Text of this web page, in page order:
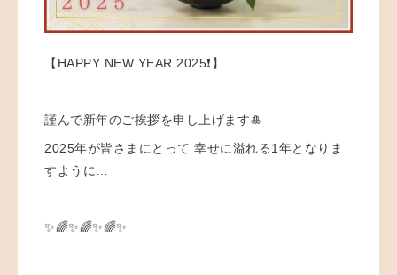
【HAPPY NEW YEAR 2025❗️】 ⁡
謹んで新年のご挨拶を申し上げます🎍 ⁡
2025年が皆さまにとって 幸せに溢れる1年となりま
すように… ⁡ ⁡
✨🌈✨🌈✨🌈✨